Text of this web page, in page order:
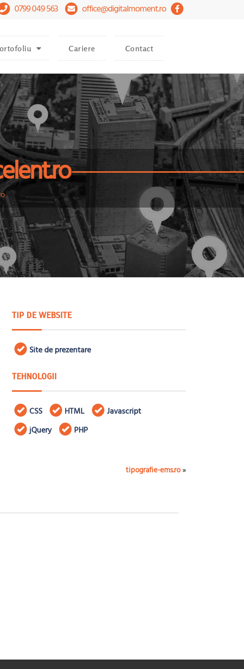
office@digitalmoment.ro
0799 049 563
Cariere Contact
TIP DE WEBSITE
Site de prezentare
TEHNOLOGII
CSS HTML
Javascript
jQuery
PHP
tipografie-ems.ro»